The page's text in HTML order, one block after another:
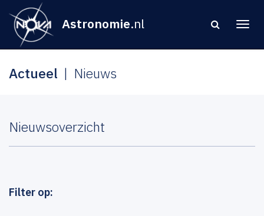
Astronomie.nl
Actueel Nieuws
Nieuwsoverzicht
Filter op: